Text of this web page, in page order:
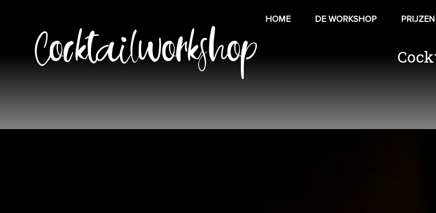
Cocktailworkshop HOME DE WORKSHOP PRIJZEN